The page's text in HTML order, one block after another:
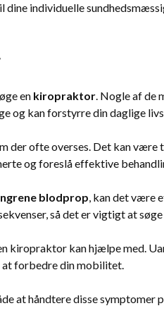
individuelle
en kiropraktor. Nogle af de
og kan forstyrre din daglige
der ofte overses. Det kan
og foreslå effektive
blodprop, kan det være
så det er vigtigt at
kiropraktor kan hjælpe med.
forbedre din mobilitet.
at håndtere disse symptomer